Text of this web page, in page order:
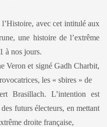
avec cet intitulé aux
une histoire de l’extrême
à nos jours.
Veron et signé Gadh Charbit,
les « sbires » de
Brasillach. L’intention est
futurs électeurs, en mettant
droite française,